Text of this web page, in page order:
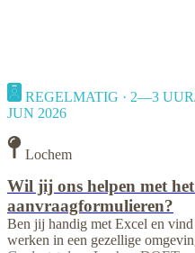
REGELMATIG · 2—3
JUN 2026
Lochem
Wil jij ons helpen met
aanvraagformulieren?
Ben jij handig met Excel en
werken in een gezellige